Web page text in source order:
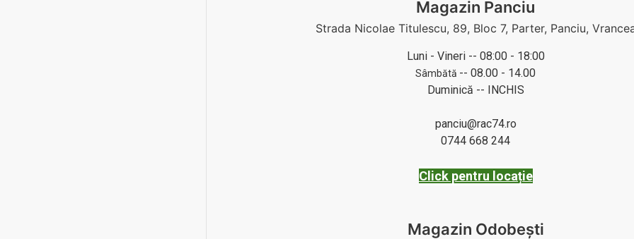
Magazin Panciu
Strada Nicolae Titulescu, 89, Bloc 7, Parter, Panciu,
Luni - Vineri -- 08:00 - 18:00
Sâmbătă -- 08.00 - 14.00
Duminică -- INCHIS
panciu@rac74.ro
0744 668 244
Click pentru locație
Magazin Odobești